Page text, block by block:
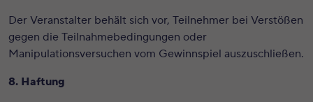
Der Veranstalter behält sich vor, Teilnehmer bei Verstößen
gegen die Teilnahmebedingungen oder
Manipulationsversuchen vom Gewinnspiel auszuschließen.
8. Haftung